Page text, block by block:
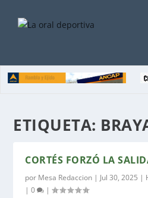
ETIQUETA:
CORTÉS FORZÓ LA
por Mesa Redaccion | Jul 30, 2025 |
|0 |